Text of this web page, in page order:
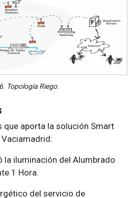
Topología Riego.
que aporta la solución Smart
Vaciamadrid:
la iluminación del Alumbrado
1 Hora.
del servicio de